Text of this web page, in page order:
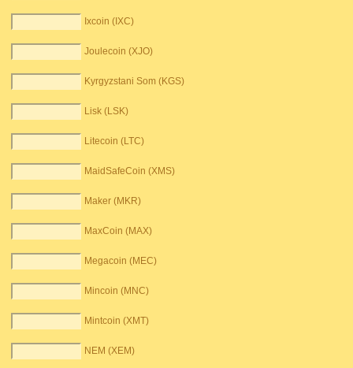
Ixcoin (IXC)
Joulecoin (XJO)
Kyrgyzstani Som (KGS)
Lisk (LSK)
Litecoin (LTC)
MaidSafeCoin (XMS)
Maker (MKR)
MaxCoin (MAX)
Megacoin (MEC)
Mincoin (MNC)
Mintcoin (XMT)
NEM (XEM)